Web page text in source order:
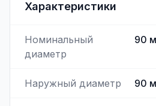
Характеристики
Номинальный
диаметр
90
Наружный диаметр 90